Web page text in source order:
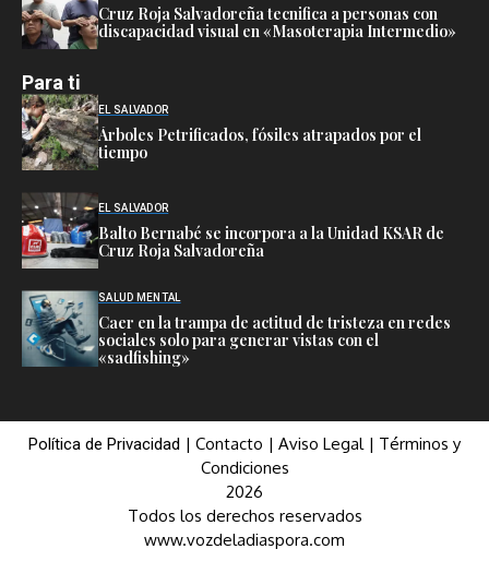
Cruz Roja Salvadoreña tecnifica a personas con
discapacidad visual en «Masoterapia Intermedio»
Para ti
EL SALVADOR
Árboles Petrificados, fósiles atrapados por el
tiempo
EL SALVADOR
Balto Bernabé se incorpora a la Unidad KSAR de
Cruz Roja Salvadoreña
SALUD MENTAL
Caer en la trampa de actitud de tristeza en redes
sociales solo para generar vistas con el
«sadfishing»
Política de Privacidad | Contacto | Aviso Legal| Términos y
Condiciones
2026
Todos los derechos reservados
www.vozdeladiaspora.com